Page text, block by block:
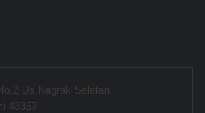
Ds.Nagrak Selatan
43357